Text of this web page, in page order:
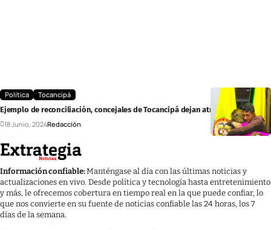
Política
Tocancipá
Ejemplo de reconciliación, concejales de Tocancipá dejan atrás rivalidades
18 Junio, 2024Redacción
Información confiable:Manténgase al día con las últimas noticias y
actualizaciones en vivo. Desde política y tecnología hasta entretenimiento
y más, le ofrecemos cobertura en tiempo real en la que puede confiar, lo
que nos convierte en su fuente de noticias confiable las 24 horas, los 7
días de la semana.